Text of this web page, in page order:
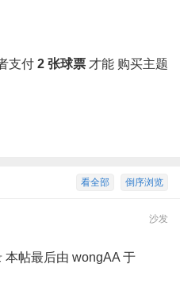
购买主题
支付 2 张球票 才能
倒序浏览
看全部
沙发
本帖最后由 wongAA 于